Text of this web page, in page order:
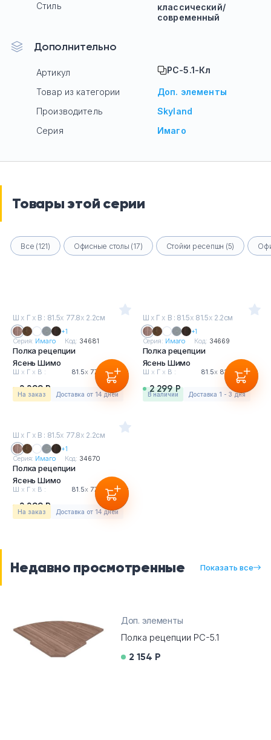
Стиль
классический/
современный
Дополнительно
Артикул РС-5.1-Кл
Товар из категории
Доп. элементы
Производитель
Skyland
Серия
Имаго
Товары этой серии
Все (121) Офисные столы (17) Стойки ресепшн (5)
Ш х Г х В : 81.5х 77.8х 2.2см
+1
Серия: Имаго Код: 34681
Полка рецепции
Ясень Шимо
Ш х Г х В : 81.5х77.8 х2.2см
2 299 Р
На заказ Доставка от 14 дней
Ш х Г х В : 81.5х 81.5х 2.2см
+1
Серия: Имаго Код: 34669
Полка рецепции
Ясень Шимо
Ш х Г х В : 81.5х 81.5 х2.2см
2 299 Р
в наличии Доставка 1 - 3 дня
Ш х Г х В : 81.5х 77.8х 2.2см
+1
Серия: Имаго Код: 34670
Полка рецепции
Ясень Шимо
Ш х Г х В : 81.5х77.8 х2.2см
2 299 Р
На заказ Доставка от 14 дней
Недавно просмотренные Показать все
Доп. элементы
Полка рецепции РС-5.1
2 154 Р